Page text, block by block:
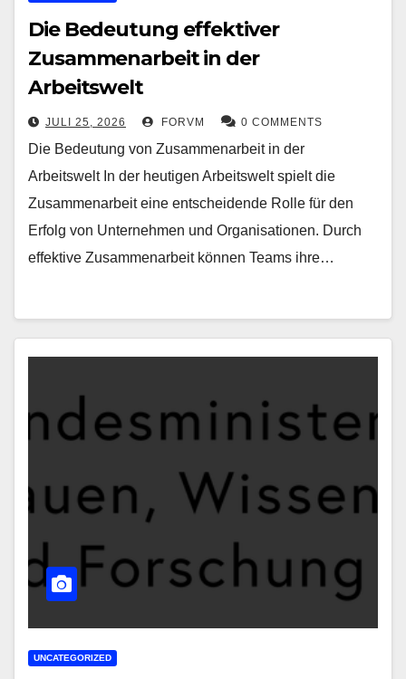
Die Bedeutung effektiver
Zusammenarbeit in der
Arbeitswelt
JULI 25, 2026 FORVM 0 COMMENTS
Die Bedeutung von Zusammenarbeit in der
Arbeitswelt In der heutigen Arbeitswelt spielt die
Zusammenarbeit eine entscheidende Rolle für den
Erfolg von Unternehmen und Organisationen. Durch
effektive Zusammenarbeit können Teams ihre…
UNCATEGORIZED